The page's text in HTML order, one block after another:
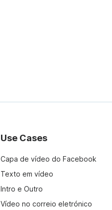
Use Cases
Capa de vídeo do Facebook
Texto em vídeo
Intro e Outro
Vídeo no correio eletrónico